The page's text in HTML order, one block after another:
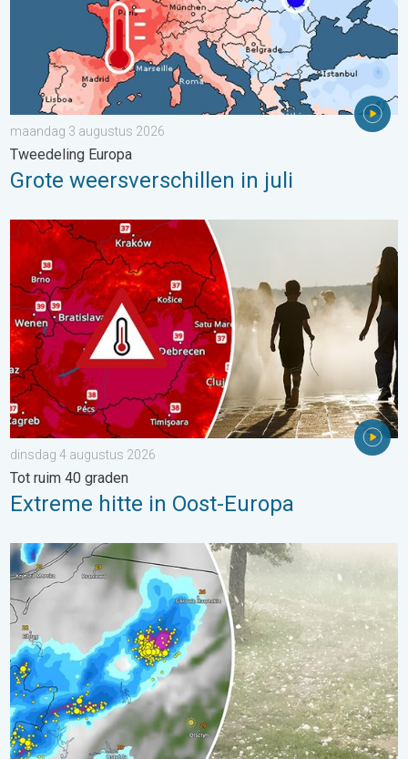
maandag 3 augustus 2026
Tweedeling Europa
Grote weersverschillen in juli
Extreme hitte in Oost-Europa. Tot ruim 40 graden. . . dinsdag
dinsdag 4 augustus 2026
Tot ruim 40 graden
Extreme hitte in Oost-Europa
Hagel als tennisballen in Polen. Zwaar onweer treft steden. . .